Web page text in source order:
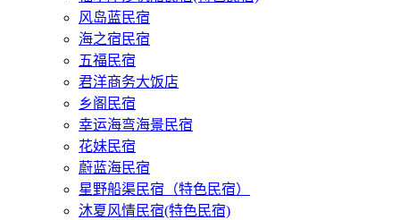
风岛蓝民宿
海之宿民宿
五福民宿
君洋商务大饭店
乡阁民宿
幸运海弯海景民宿
花妹民宿
蔚蓝海民宿
星野船渠民宿（特色民宿）
沐夏风情民宿(特色民宿)